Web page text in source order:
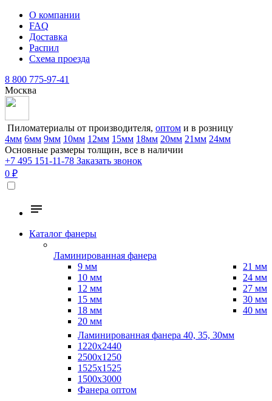
О компании
FAQ
Доставка
Распил
Схема проезда
8 800 775-97-41
Москва
Пиломатериалы от производителя, оптом и в розницу
4мм 6мм 9мм 10мм 12мм 15мм 18мм 20мм 21мм 24мм
Основные размеры толщин, все в наличии
+7 495 151-11-78 Заказать звонок
0 ₽
Каталог фанеры
Ламинированная фанера
9 мм
10 мм
12 мм
15 мм
18 мм
20 мм
21 мм
24 мм
27 мм
30 мм
40 мм
Ламинированная фанера 40, 35, 30мм
1220x2440
2500x1250
1525x1525
1500x3000
Фанера оптом